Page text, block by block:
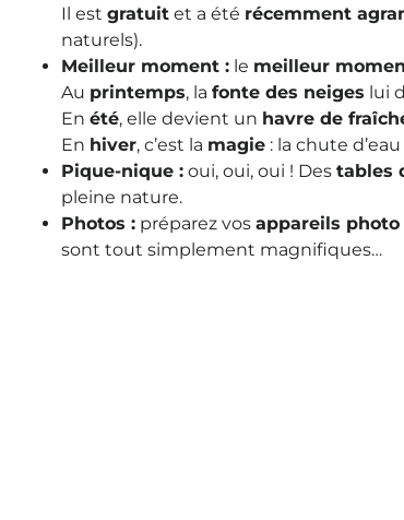
Il est gratuit et a été récemment
naturels).
Meilleur moment : le meilleur
Au printemps, la fonte des neiges lui
En été, elle devient un havre de
En hiver, c’est la magie : la chute d’eau
Pique-nique : oui, oui, oui ! Des tables
pleine nature.
Photos : préparez vos appareils photo
sont tout simplement magnifiques…